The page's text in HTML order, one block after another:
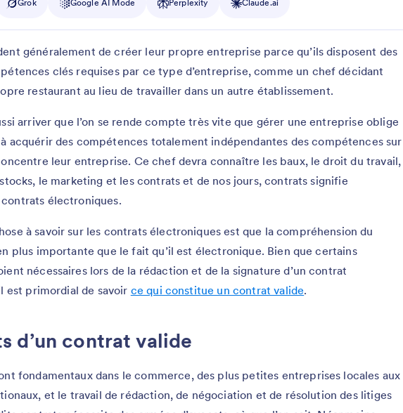
Grok Google AI Mode Perplexity Claude.ai
généralement de créer leur propre entreprise parce qu’ils disposent des
clés requises par ce type d’entreprise, comme un chef décidant
restaurant au lieu de travailler dans un autre établissement.
arriver que l’on se rende compte très vite que gérer une entreprise oblige
acquérir des compétences totalement indépendantes des compétences sur
leur entreprise. Ce chef devra connaître les baux, le droit du travail,
le marketing et les contrats et de nos jours, contrats signifie
électroniques.
à savoir sur les contrats électroniques est que la compréhension du
plus importante que le fait qu’il est électronique. Bien que certains
nécessaires lors de la rédaction et de la signature d’un contrat
est primordial de savoir ce qui constitue un contrat valide.
d’un contrat valide
fondamentaux dans le commerce, des plus petites entreprises locales aux
et le travail de rédaction, de négociation et de résolution des litiges